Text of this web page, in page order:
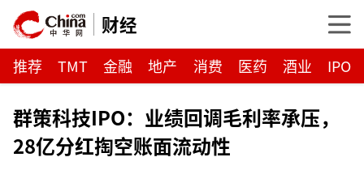
财经
推荐 TMT 金融 地产 消费 医药 酒业 IPO
群策科技IPO：业绩回调毛利率承压，
28亿分红掏空账面流动性